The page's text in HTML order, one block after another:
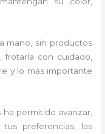
mano, sin productos
con cuidado,
y lo más importante
permitido avanzar,
preferencias, las